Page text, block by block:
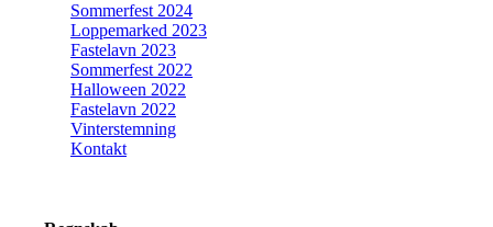
Sommerfest 2024
Loppemarked 2023
Fastelavn 2023
Sommerfest 2022
Halloween 2022
Fastelavn 2022
Vinterstemning
Kontakt